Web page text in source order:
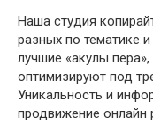
Наша студия
разных по тематике
лучшие «акулы
оптимизируют под
Уникальность и
продвижение онлайн